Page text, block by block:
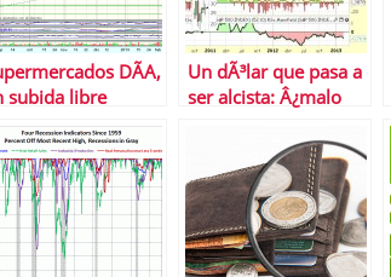
DÃA,
subida libre
Un dÃ³lar que pasa a
ser alcista: Â¿malo